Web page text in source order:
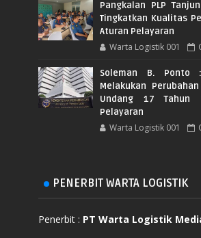
Pangkalan PLP
Tingkatkan Kualitas
Aturan Pelayaran
Warta Logistik 001
Soleman B. Ponto
Melakukan
Undang 17 Tahun
Pelayaran
Warta Logistik 001
PENERBIT WARTA LOGISTIK
Penerbit : PT Warta Logistik